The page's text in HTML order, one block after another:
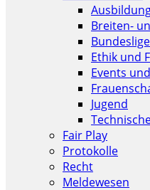
Breiten-
Ethik und
Events
Jugend
Fair Play
Protokolle
Recht
Meldewesen